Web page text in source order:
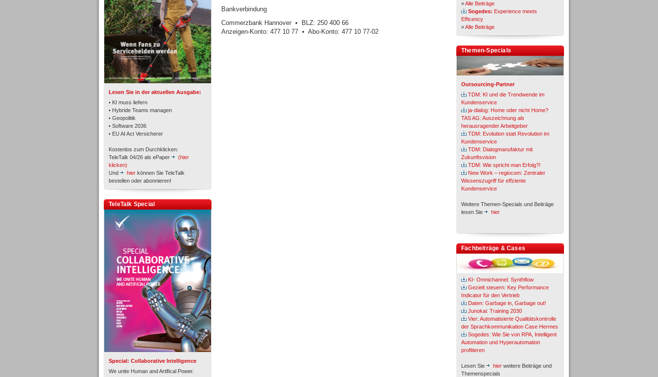
Lesen Sie in der aktuellen Ausgabe:
• KI muss liefern
• Hybride Teams managen
• Geopolitik
• Software 2036
• EU AI Act Versicherer
Kostenlos zum Durchklicken:
TeleTalk 04/26 als ePaper
(hier
klicken)
Und
hier können Sie TeleTalk
bestellen oder abonnieren!
TeleTalk Special
Special: Collaborative Intelligence
We unite Human and Artifical Power.
TK- und ACD-Systeme
Workforce-Management
Personal
Inbound
Bankverbindung
Commerzbank Hannover • BLZ: 250 400 66
Anzeigen-Konto: 477 10 77 • Abo-Konto: 477 10 77-02
»Alle Beiträge
Sogedes: Experience meets
Efficency
»Alle Beiträge
Themen-Specials
Outsourcing-Partner
TDM: KI und die Trendwende im
Kundenservice
ja-dialog: Home oder nicht Home?
TAS AG: Auszeichnung als
herausragender Arbeitgeber
TDM: Evolution statt Revolution im
Kundenservice
TDM: Dialogmanufaktur mit
Zukunftsvision
TDM: Wie spricht man Erfolg?!
New Work – regiocom: Zentraler
Wissenszugriff für effziente
Kundenservice
Weitere Themen-Specials und Beiträge
lesen Sie
hier
Fachbeiträge & Cases
KI- Omnichannel: Synthflow
Gezielt steuern: Key Performance
Indicator für den Vertrieb
Daten: Garbage in, Garbage out!
Junokai: Training 2030
Vier: Automatisierte Qualitätskontrolle
der Sprachkommunikation Case Hermes
Sogedes: Wie Sie von RPA, Intelligent
Automation und Hyperautomation
profitieren
Lesen Sie hier weitere Beiträge und
Themenspecials